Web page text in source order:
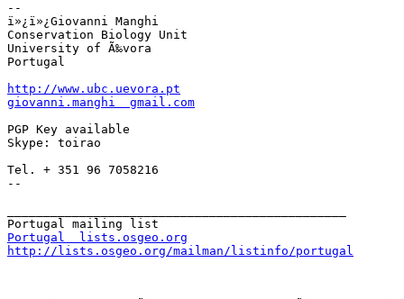
--
ï»¿ï»¿Giovanni Manghi
Conservation Biology Unit
University of Ã‰vora
Portugal
http://www.ubc.uevora.pt
giovanni.manghi  gmail.com
PGP Key available
Skype: toirao
Tel. + 351 96 7058216
--
Portugal  lists.osgeo.org
http://lists.osgeo.org/mailman/listinfo/portugal